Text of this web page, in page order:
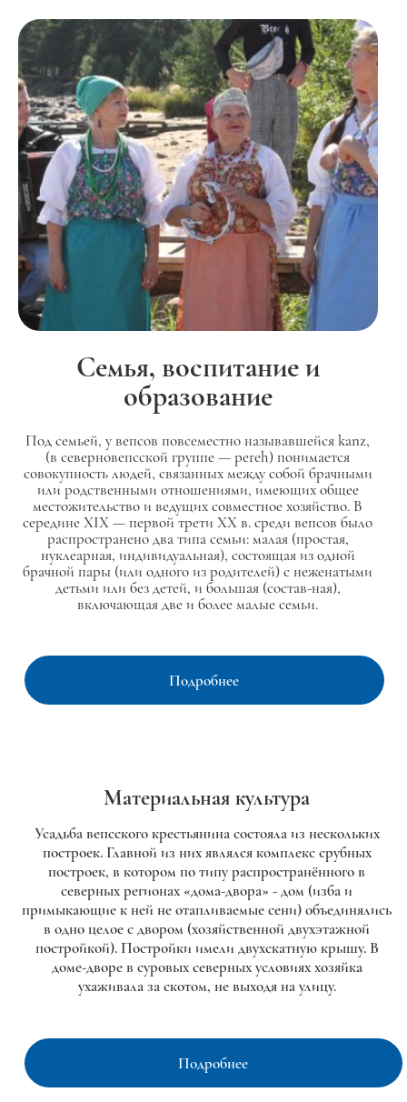
Семья, воспитание и
образование
Под семьей, у вепсов повсеместно называвшейся kanz,
(в северновепсской группе — pereh) понимается
совокупность людей, связанных между собой брачными
или родственными отношениями, имеющих общее
местожительство и ведущих совместное хозяйство. В
середине XIX — первой трети XX в. среди вепсов было
распространено два типа семьи: малая (простая,
нуклеарная, индивидуальная), состоящая из одной
брачной пары (или одного из родителей) с неженатыми
детьми или без детей, и большая (состав-ная),
включающая две и более малые семьи.
Подробнее
Материальная культура
Усадьба вепсского крестьянина состояла из нескольких
построек. Главной из них являлся комплекс срубных
построек, в котором по типу распространённого в
северных регионах «дома-двора» - дом (изба и
примыкающие к ней не отапливаемые сени) объединялись
в одно целое с двором (хозяйственной двухэтажной
постройкой). Постройки имели двухскатную крышу. В
доме-дворе в суровых северных условиях хозяйка
ухаживала за скотом, не выходя на улицу.
Подробнее